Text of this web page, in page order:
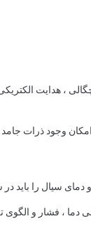
وجود ذرات
سیال را باید
، فشار و الگوی